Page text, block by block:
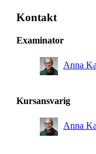
Kontakt
Examinator
Anna
Kursansvarig
Anna